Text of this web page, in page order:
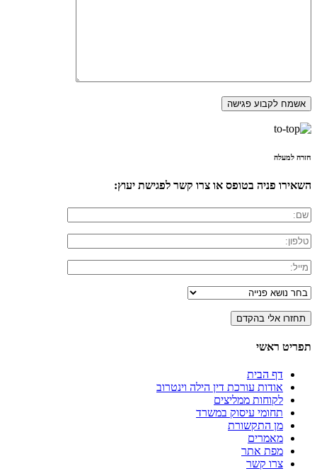
חזרה למעלה
השאירו פניה בטופס או צרו קשר לפגישת יעוץ:
תפריט ראשי
דף הבית
אודות עורכת דין הילה וינטרוב
לקוחות ממליצים
תחומי עיסוק במשרד
מן התקשורת
מאמרים
מפת אתר
צרו קשר